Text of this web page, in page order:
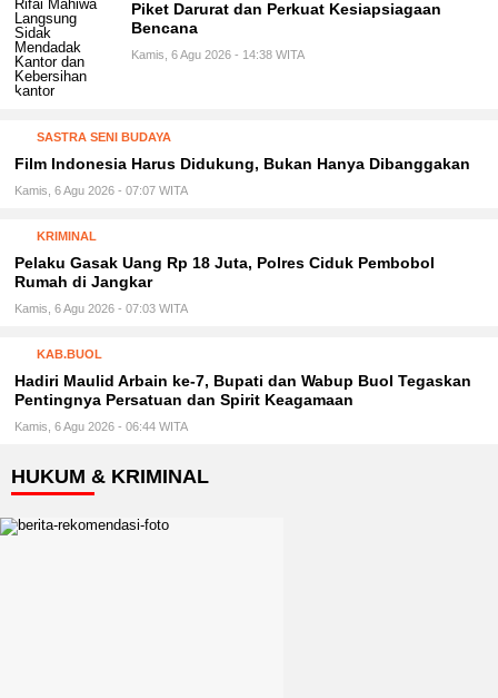
Piket Darurat dan Perkuat Kesiapsiagaan
Bencana
Kamis, 6 Agu 2026 - 14:38 WITA
SASTRA SENI BUDAYA
Film Indonesia Harus Didukung, Bukan Hanya Dibanggakan
Kamis, 6 Agu 2026 - 07:07 WITA
KRIMINAL
Pelaku Gasak Uang Rp 18 Juta, Polres Ciduk Pembobol
Rumah di Jangkar
Kamis, 6 Agu 2026 - 07:03 WITA
KAB.BUOL
Hadiri Maulid Arbain ke-7, Bupati dan Wabup Buol Tegaskan
Pentingnya Persatuan dan Spirit Keagamaan
Kamis, 6 Agu 2026 - 06:44 WITA
HUKUM & KRIMINAL